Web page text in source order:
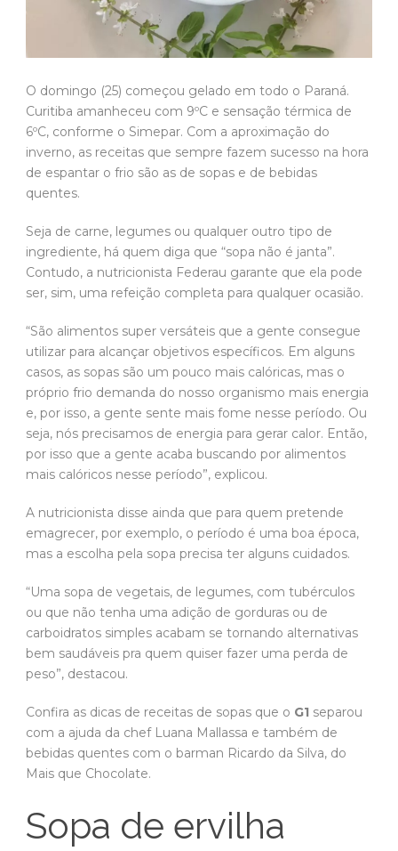
O domingo (25) começou gelado em todo o Paraná.
Curitiba amanheceu com 9ºC e sensação térmica de
6ºC, conforme o Simepar. Com a aproximação do
inverno, as receitas que sempre fazem sucesso na hora
de espantar o frio são as de sopas e de bebidas
quentes.
Seja de carne, legumes ou qualquer outro tipo de
ingrediente, há quem diga que “sopa não é janta”.
Contudo, a nutricionista Federau garante que ela pode
ser, sim, uma refeição completa para qualquer ocasião.
“São alimentos super versáteis que a gente consegue
utilizar para alcançar objetivos específicos. Em alguns
casos, as sopas são um pouco mais calóricas, mas o
próprio frio demanda do nosso organismo mais energia
e, por isso, a gente sente mais fome nesse período. Ou
seja, nós precisamos de energia para gerar calor. Então,
por isso que a gente acaba buscando por alimentos
mais calóricos nesse período”, explicou.
A nutricionista disse ainda que para quem pretende
emagrecer, por exemplo, o período é uma boa época,
mas a escolha pela sopa precisa ter alguns cuidados.
“Uma sopa de vegetais, de legumes, com tubérculos
ou que não tenha uma adição de gorduras ou de
carboidratos simples acabam se tornando alternativas
bem saudáveis pra quem quiser fazer uma perda de
peso”, destacou.
Confira as dicas de receitas de sopas que o G1 separou
com a ajuda da chef Luana Mallassa e também de
bebidas quentes com o barman Ricardo da Silva, do
Mais que Chocolate.
Sopa de ervilha